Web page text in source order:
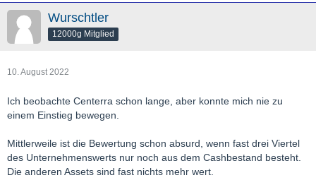
Wurschtler
12000g Mitglied
10. August 2022
Ich beobachte Centerra schon lange, aber konnte mich nie zu
einem Einstieg bewegen.
Mittlerweile ist die Bewertung schon absurd, wenn fast drei Viertel
des Unternehmenswerts nur noch aus dem Cashbestand besteht.
Die anderen Assets sind fast nichts mehr wert.